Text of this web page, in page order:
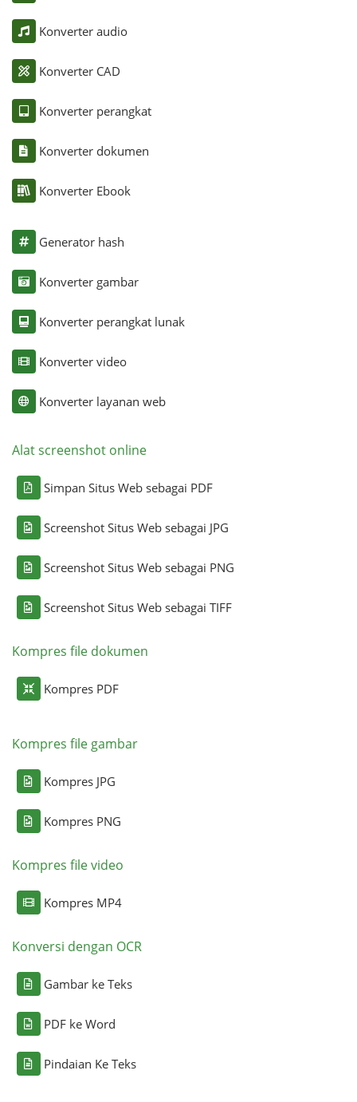
Konverter audio
Konverter CAD
Konverter perangkat
Konverter dokumen
Konverter Ebook
Generator hash
Konverter gambar
Konverter perangkat lunak
Konverter video
Konverter layanan web
Alat screenshot online
Simpan Situs Web sebagai PDF
Screenshot Situs Web sebagai JPG
Screenshot Situs Web sebagai PNG
Screenshot Situs Web sebagai TIFF
Kompres file dokumen
Kompres PDF
Kompres file gambar
Kompres JPG
Kompres PNG
Kompres file video
Kompres MP4
Konversi dengan OCR
Gambar ke Teks
PDF ke Word
Pindaian Ke Teks